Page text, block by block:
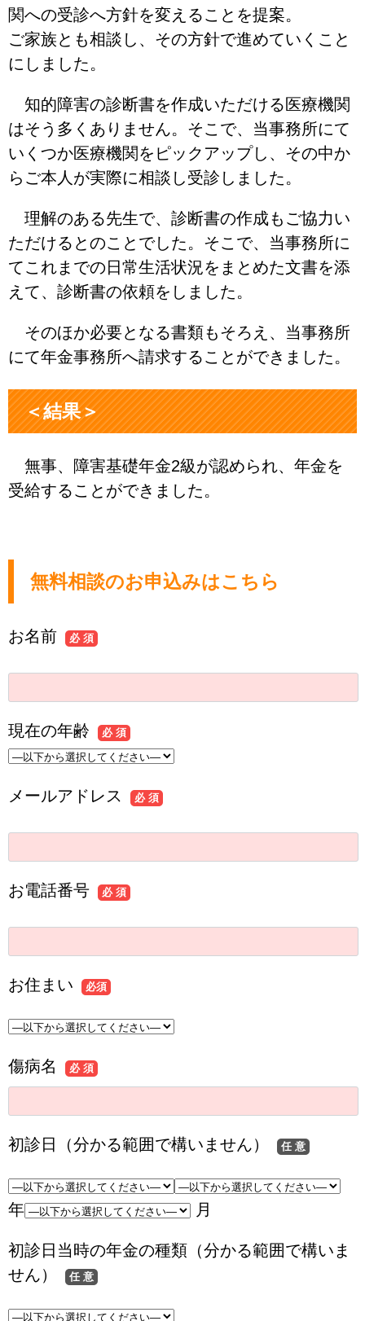
関への受診へ方針を変えることを提案。
ご家族とも相談し、その方針で進めていくこと
にしました。
知的障害の診断書を作成いただける医療機関
はそう多くありません。そこで、当事務所にて
いくつか医療機関をピックアップし、その中か
らご本人が実際に相談し受診しました。
理解のある先生で、診断書の作成もご協力い
ただけるとのことでした。そこで、当事務所に
てこれまでの日常生活状況をまとめた文書を添
えて、診断書の依頼をしました。
そのほか必要となる書類もそろえ、当事務所
にて年金事務所へ請求することができました。
＜結果＞
無事、障害基礎年金2級が認められ、年金を
受給することができました。
無料相談のお申込みはこちら
お名前 必 須
現在の年齢 必 須
メールアドレス 必 須
お電話番号 必 須
お住まい 必須
傷病名 必 須
初診日（分かる範囲で構いません） 任 意
年 月
初診日当時の年金の種類（分かる範囲で構いま
せん）
任 意